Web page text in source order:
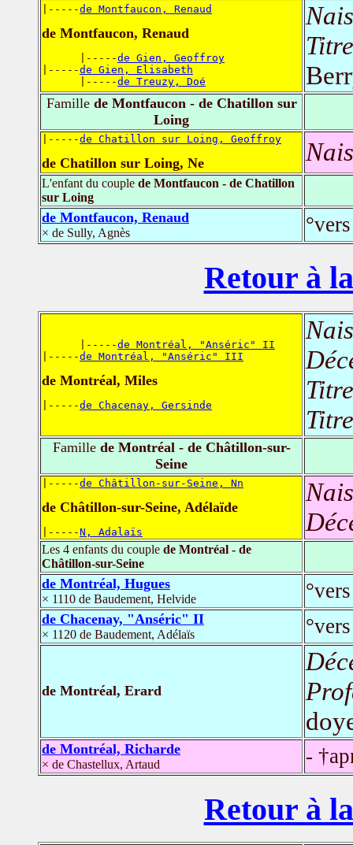
|-----de Montfaucon, Renaud
de Montfaucon, Renaud
      |-----
de Gien, Geoffroy
|-----de Gien, Elisabeth
      |-----
de Treuzy, Doé
Famillede Montfaucon - de Chatillon sur
Loing
|-----de Chatillon sur Loing, Geoffroy
de Chatillon sur Loing, Ne
L'enfant du couple de Montfaucon - de Chatillon
sur Loing
de Montfaucon, Renaud
× de Sully, Agnès
Retour à
      |-----
de Montréal, "Anséric" II
|-----de Montréal, "Anséric" III
de Montréal, Miles
|-----de Chacenay, Gersinde
Famillede Montréal - de Châtillon-sur-
Seine
|-----de Châtillon-sur-Seine, Nn
de Châtillon-sur-Seine, Adélaïde
|-----N, Adalaïs
Les 4 enfants du couple de Montréal - de
Châtillon-sur-Seine
de Montréal, Hugues
× 1110 de Baudement, Helvide
de Chacenay, "Anséric" II
× 1120 de Baudement, Adélaïs
de Montréal, Erard
de Montréal, Richarde
× de Chastellux, Artaud -
Retour à